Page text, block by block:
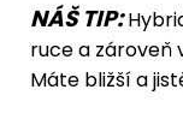
NÁŠ TIP:
ruce a zároveň
Máte bližší a